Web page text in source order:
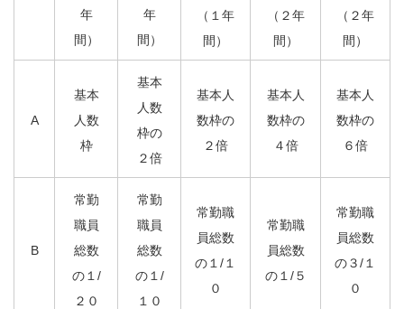
年
間）
年
間）
（１年
間）
（２年
間）
（２年
間）
A
基本
人数
枠
基本
人数
枠の
２倍
基本人
数枠の
２倍
基本人
数枠の
４倍
基本人
数枠の
６倍
B
常勤
職員
総数
の１/
２０
常勤
職員
総数
の１/
１０
常勤職
員総数
の１/１
０
常勤職
員総数
の１/５
常勤職
員総数
の３/１
０